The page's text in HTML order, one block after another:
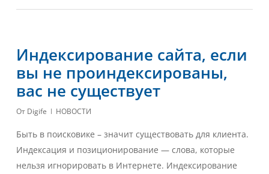
Индексирование сайта, если
вы не проиндексированы,
вас не существует
От Digife НОВОСТИ
Быть в поисковике – значит существовать для клиента.
Индексация и позиционирование — слова, которые
нельзя игнорировать в Интернете. Индексирование